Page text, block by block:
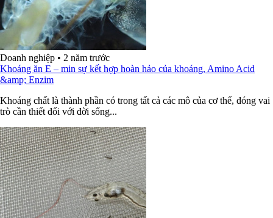
Doanh nghiệp • 2 năm trước
Khoáng ăn E – min sự kết hợp hoàn hảo của khoáng, Amino Acid
&amp; Enzim
Khoáng chất là thành phần có trong tất cả các mô của cơ thể, đóng vai
trò cần thiết đối với đời sống...